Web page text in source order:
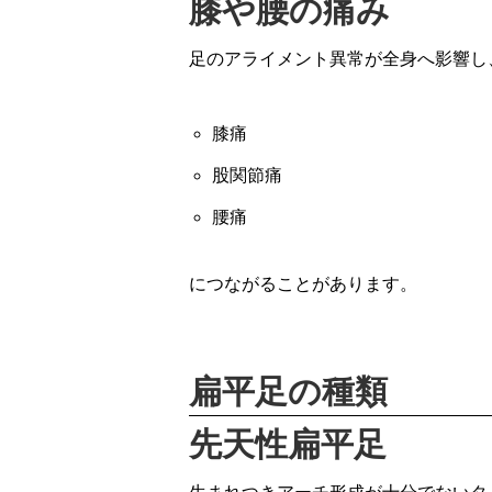
膝や腰の痛み
足のアライメント異常が全身へ影響し
膝痛
股関節痛
腰痛
につながることがあります。
扁平足の種類
先天性扁平足